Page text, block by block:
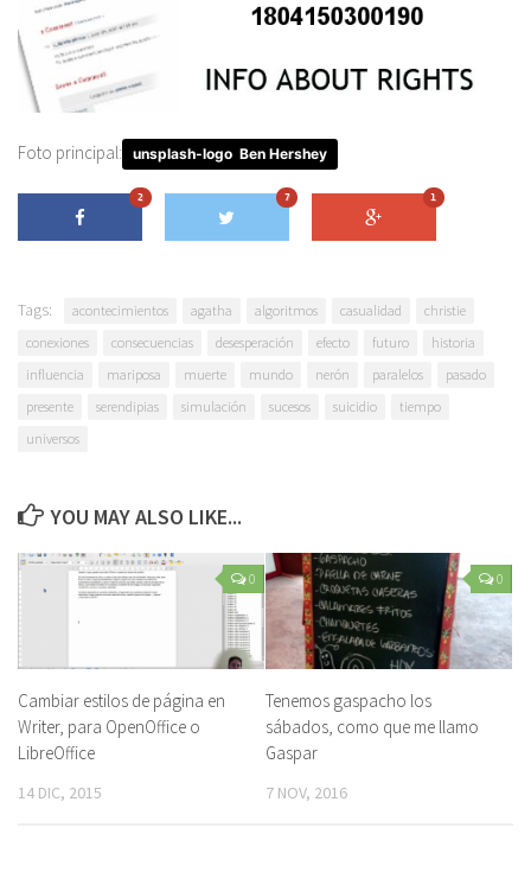
Foto principal: unsplash-logo Ben Hershey
2 7 1
Tags: acontecimientos agatha algoritmos casualidad
christie
conexiones
consecuencias desesperación efecto futuro
historia
influencia
mariposa muerte mundo nerón paralelos
pasado
presente
serendipias simulación sucesos suicidio
tiempo
universos
YOU MAY ALSO LIKE...
0
Cambiar estilos de página en
Writer, para OpenOffice o
LibreOffice
14 DIC, 2015
0
Tenemos gaspacho los
sábados, como que me llamo
Gaspar
7 NOV, 2016